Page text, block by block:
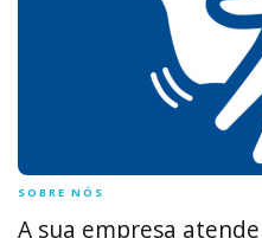
SOBRE NÓS
A sua empresa